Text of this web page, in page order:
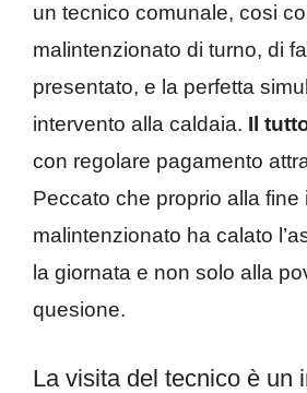
un tecnico comunale, cosi
malintenzionato di turno, di
presentato, e la perfetta
intervento alla caldaia. Il
con regolare pagamento
Peccato che proprio alla fine il
malintenzionato ha calato
la giornata e non solo alla
quesione.
La visita del tecnico è un